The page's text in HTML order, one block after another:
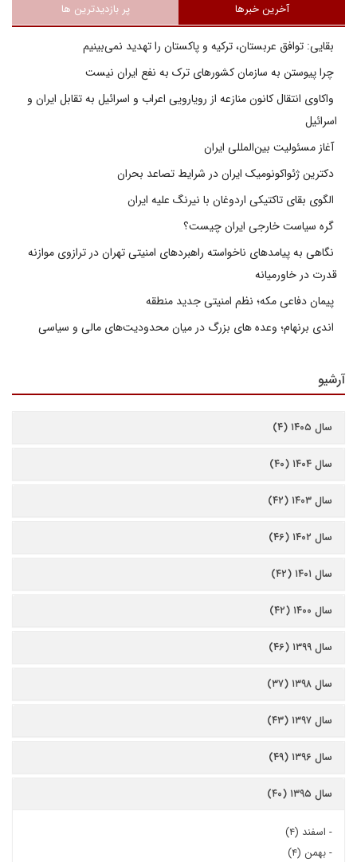
آخرین خبرها پر بازدیدترین ها
بقایی: توافق عربستان، ترکیه و پاکستان را تهدید نمی‌بینیم
چرا پیوستن به سازمان کشورهای ترک به نفع ایران نیست
واکاوی انتقال کانون منازعه از رویارویی اعراب و اسرائیل به تقابل ایران و
اسرائیل
آغاز مسئولیت بین‌المللی ایران
دکترین ژئواکونومیک ایران در شرایط تصاعد بحران
الگوی بقای تاکتیکی اردوغان با نیرنگ علیه ایران
گره سیاست خارجی ایران چیست؟
نگاهی به پیامدهای ناخواسته راهبردهای امنیتی تهران در ترازوی موازنه
قدرت در خاورمیانه
پیمان دفاعی مکه؛ نظم امنیتی جدید منطقه
اندی برنهام؛ وعده های بزرگ در میان محدودیت‌های مالی و سیاسی
آرشیو
سال ۱۴۰۵ (۴)
سال ۱۴۰۴ (۴۰)
سال ۱۴۰۳ (۴۲)
سال ۱۴۰۲ (۴۶)
سال ۱۴۰۱ (۴۲)
سال ۱۴۰۰ (۴۲)
سال ۱۳۹۹ (۴۶)
سال ۱۳۹۸ (۳۷)
سال ۱۳۹۷ (۴۳)
سال ۱۳۹۶ (۴۹)
سال ۱۳۹۵ (۴۰)
- اسفند (۴)
-بهمن (۴)